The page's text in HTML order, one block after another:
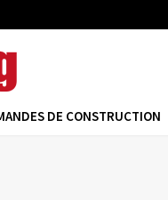
DE CONSTRUCTION